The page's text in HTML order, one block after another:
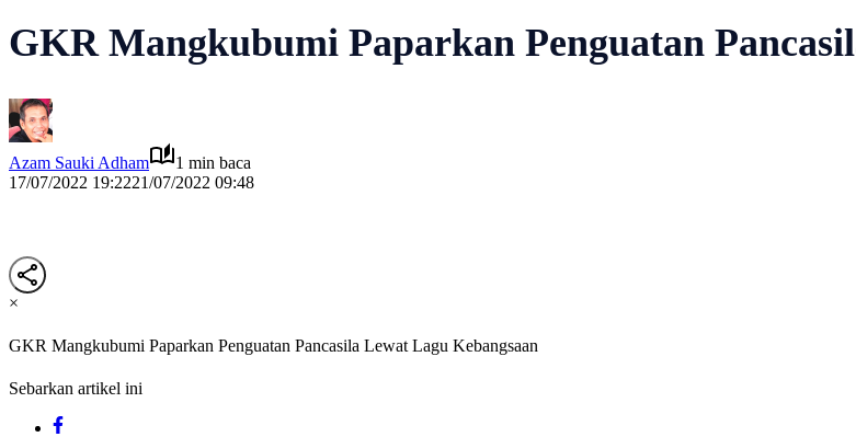
GKR Mangkubumi Paparkan Penguatan
Azam Sauki Adham
1 min baca
17/07/2022 19:2221/07/2022 09:48
×
GKR Mangkubumi Paparkan Penguatan Pancasila Lewat Lagu Kebangsaan
Sebarkan artikel ini